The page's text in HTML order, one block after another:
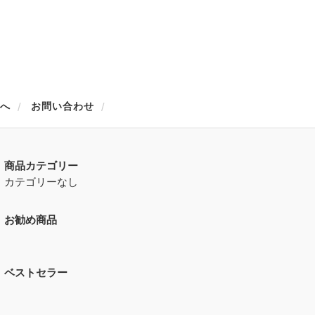
お問い合わせ
商品カテゴリー
カテゴリーなし
お勧め商品
ベストセラー